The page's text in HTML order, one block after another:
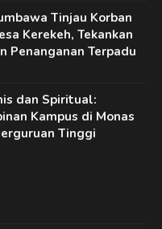
Tinjau Korban
Kerekeh, Tekankan
Penanganan Terpadu
dan Spiritual:
Kampus di Monas
Tinggi